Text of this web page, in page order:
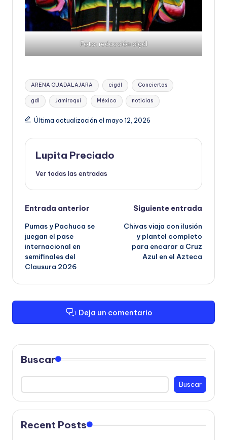
Foto: redacción cigdl
Etiquetas:
ARENA GUADALAJARA cigdl Conciertos
gdl Jamiroqui México noticias
Última actualización el mayo 12, 2026
Lupita Preciado
Ver todas las entradas
Navegación
de
entradas
Entrada anterior
Pumas y Pachuca se
juegan el pase
internacional en
semifinales del
Clausura 2026
Siguiente entrada
Chivas viaja con ilusión
y plantel completo
para encarar a Cruz
Azul en el Azteca
Deja un comentario
Buscar
Buscar
Recent Posts